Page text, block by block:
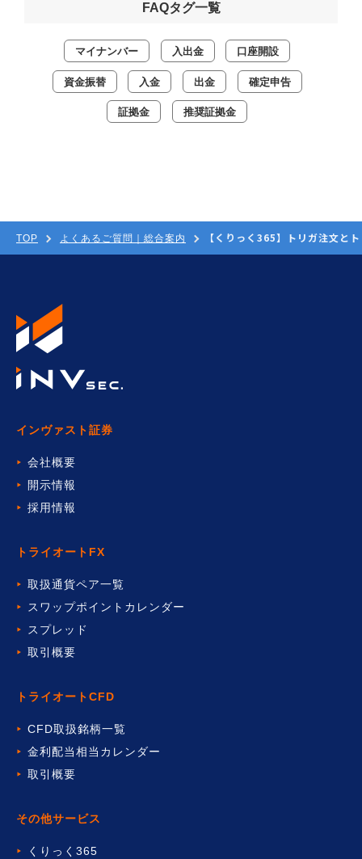
FAQタグ一覧
マイナンバー 入出金 口座開設
資金振替 入金 出金 確定申告
証拠金 推奨証拠金
TOP よくあるご質問｜総合案内 【くりっく365】トリガ注文と
インヴァスト証券
会社概要
開示情報
採用情報
その他サービス
くりっく365
トライオートFX
取扱通貨ペア一覧
スワップポイントカレンダー
スプレッド
取引概要
トライオートCFD
CFD取扱銘柄一覧
金利配当相当カレンダー
取引概要